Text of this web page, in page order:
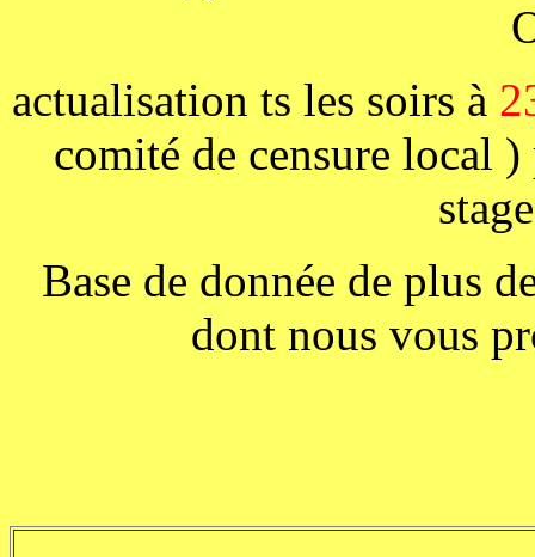
actualisation ts les soirs à
comité de censure local
Base de donnée de plus
dont nous vous